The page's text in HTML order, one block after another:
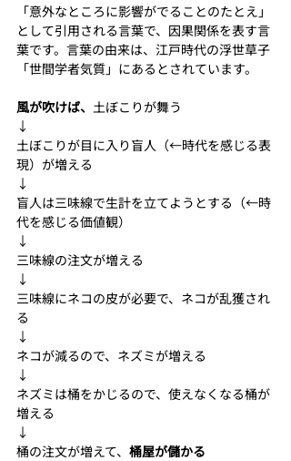
「意外なところに影響がでることのたとえ」
として引用される言葉で、因果関係を表す言
葉です。言葉の由来は、江戸時代の浮世草子
「世間学者気質」にあるとされています。
風が吹けば、 土ぼこりが舞う
↓
土ぼこりが目に入り盲人（←時代を感じる表
現）が増える
↓
盲人は三味線で生計を立てようとする（←時
代を感じる価値観）
↓
三味線の注文が増える
↓
三味線にネコの皮が必要で、ネコが乱獲され
る
↓
ネコが減るので、ネズミが増える
↓
ネズミは桶をかじるので、使えなくなる桶が
増える
↓
桶の注文が増えて、 桶屋が儲かる